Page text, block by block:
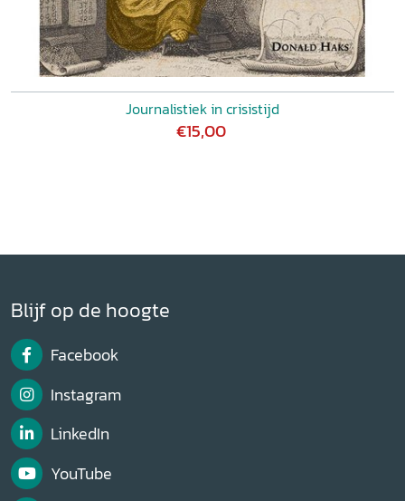
Journalistiek in crisistijd
€15,00
Blijf op de hoogte
Facebook
Instagram
LinkedIn
YouTube